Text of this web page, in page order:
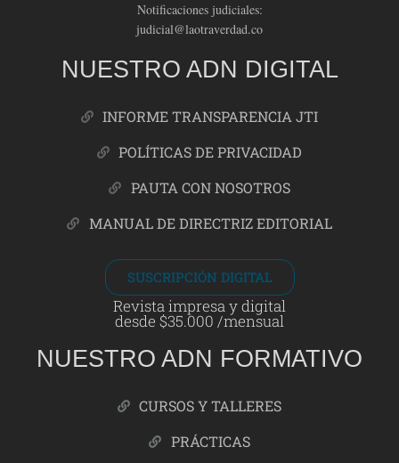
Notificaciones judiciales:
judicial@laotraverdad.co
NUESTRO ADN DIGITAL
INFORME TRANSPARENCIA JTI
POLÍTICAS DE PRIVACIDAD
PAUTA CON NOSOTROS
MANUAL DE DIRECTRIZ EDITORIAL
SUSCRIPCIÓN DIGITAL
Revista impresa y digital
desde $35.000 /mensual
NUESTRO ADN FORMATIVO
CURSOS Y TALLERES
PRÁCTICAS